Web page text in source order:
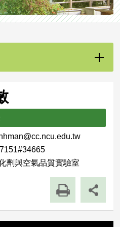
劑與空氣品質實驗室